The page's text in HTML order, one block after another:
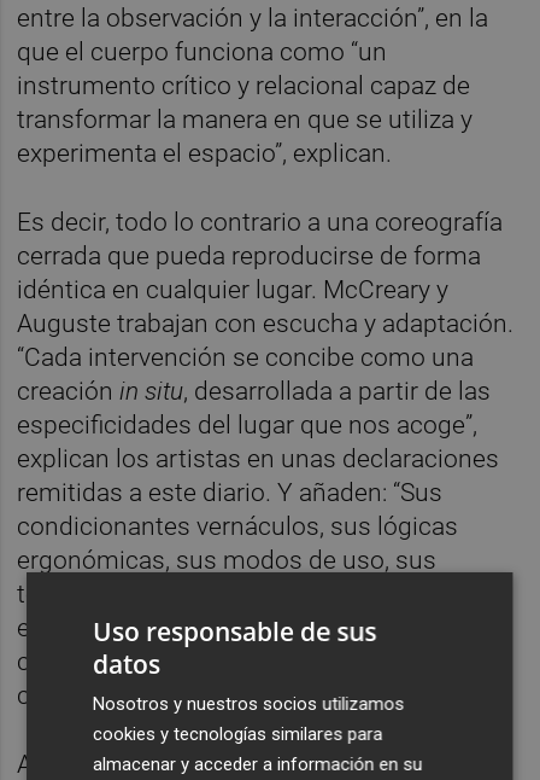
entre la observación y la interacción”, en la
que el cuerpo funciona como “un
instrumento crítico y relacional capaz de
transformar la manera en que se utiliza y
experimenta el espacio”, explican.
Es decir, todo lo contrario a una coreografía
cerrada que pueda reproducirse de forma
idéntica en cualquier lugar. McCreary y
Auguste trabajan con escucha y adaptación.
“Cada intervención se concibe como una
creaciónin situ, desarrollada a partir de las
especificidades del lugar que nos acoge”,
explican los artistas en unas declaraciones
remitidas a este diario. Y añaden: “Sus
condicionantes vernáculos, sus lógicas
ergonómicas, sus modos de uso, sus
tensiones culturales y su configuración
espacial se convierten en materiales
constitutivos de la propia escritura
coreográfica”.
Ayer mismo ya estaban pululando por el
Uso responsable de sus
datos
Nosotros y nuestros socios utilizamos
cookies y tecnologías similares para
almacenar y acceder a información en su